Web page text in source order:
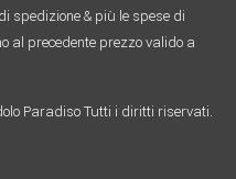
spedizione & più le spese di
al precedente prezzo valido a
Paradiso Tutti i diritti riservati.